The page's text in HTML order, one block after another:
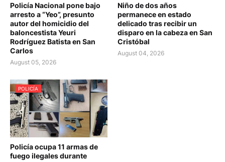
Policía Nacional pone bajo
arresto a “Yeo”, presunto
autor del homicidio del
baloncestista Yeuri
Rodríguez Batista en San
Carlos
August 05, 2026
Niño de dos años
permanece en estado
delicado tras recibir un
disparo en la cabeza en San
Cristóbal
August 04, 2026
POLICÍA
Policía ocupa 11 armas de
fuego ilegales durante